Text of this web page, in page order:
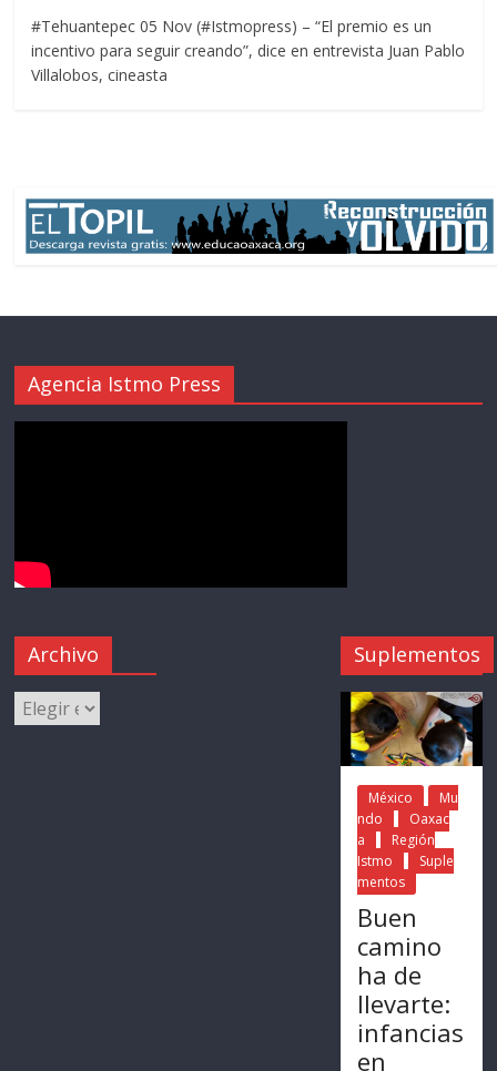
#Tehuantepec 05 Nov (#Istmopress) – “El premio es un
incentivo para seguir creando”, dice en entrevista Juan Pablo
Villalobos, cineasta
Agencia Istmo Press
Archivo Suplementos
México
Mu
ndo
Oaxac
a
Región
Istmo
Suple
mentos
Buen
camino
ha de
llevarte:
infancias
en